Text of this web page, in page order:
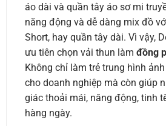
áo dài và quần tây áo sơ mi
năng động và dễ dàng mix đồ
Short, hay quần tây dài. Vì vậy,
ưu tiên chọn vải thun làm đồng
Không chỉ làm trẻ trung hình
cho doanh nghiệp mà còn giúp
giác thoải mái, năng động, tinh
hàng ngày.